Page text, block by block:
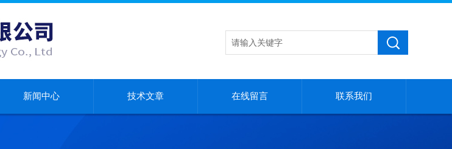
新闻中心 技术文章 在线留言 联系我们